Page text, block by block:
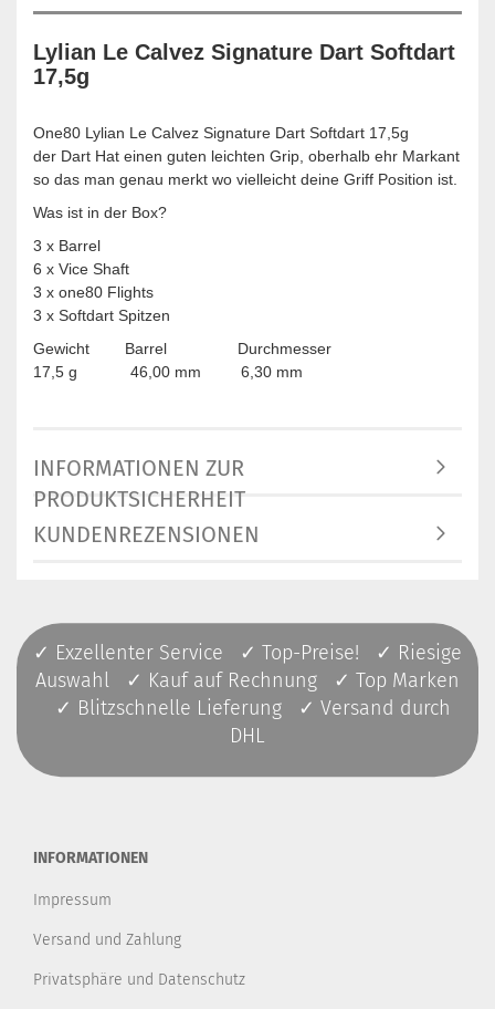
Lylian Le Calvez Signature Dart Softdart
17,5g
One80 Lylian Le Calvez Signature Dart Softdart 17,5g
der Dart Hat einen guten leichten Grip, oberhalb ehr Markant
so das man genau merkt wo vielleicht deine Griff Position ist.
Was ist in der Box?
3 x Barrel
6 x Vice Shaft
3 x one80 Flights
3 x Softdart Spitzen
Gewicht Barrel Durchmesser
17,5 g 46,00 mm 6,30 mm
INFORMATIONEN ZUR
PRODUKTSICHERHEIT
KUNDENREZENSIONEN
✓ Exzellenter Service ✓ Top-Preise! ✓ Riesige
Auswahl ✓ Kauf auf Rechnung ✓ Top Marken
✓ Blitzschnelle Lieferung ✓ Versand durch
DHL
INFORMATIONEN
Impressum
Versand und Zahlung
Privatsphäre und Datenschutz